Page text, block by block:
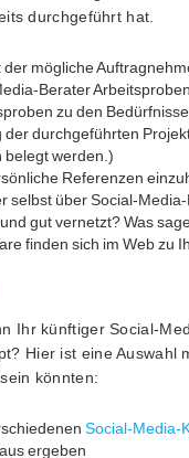
durchgeführt hat.
mögliche
Berater
zu den
der durchgeführten
belegt werden.)
Referenzen
selbst über Social-
gut vernetzt? Was
finden sich im Web zu
Ihr künftiger Social-
Hier ist eine
könnten:
Social-Media-
ergeben